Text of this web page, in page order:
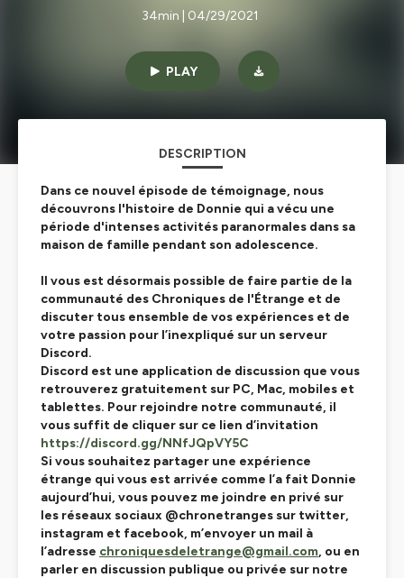
34min | 04/29/2021
PLAY
DESCRIPTION
Dans ce nouvel épisode de témoignage, nous
découvrons l'histoire de Donnie qui a vécu une
période d'intenses activités paranormales dans sa
maison de famille pendant son adolescence.
Il vous est désormais possible de faire partie de la
communauté des Chroniques de l'Étrange et de
discuter tous ensemble de vos expériences et de
votre passion pour l’inexpliqué sur un serveur
Discord.
Discord est une application de discussion que vous
retrouverez gratuitement sur PC, Mac, mobiles et
tablettes. Pour rejoindre notre communauté, il
vous suffit de cliquer sur ce lien d’invitation
https://discord.gg/NNfJQpVY5C
Si vous souhaitez partager une expérience
étrange qui vous est arrivée comme l’a fait Donnie
aujourd’hui, vous pouvez me joindre en privé sur
les réseaux sociaux @chronetranges sur twitter,
instagram et facebook, m’envoyer un mail à
l’adresse chroniquesdeletrange@gmail.com, ou en
parler en discussion publique ou privée sur notre